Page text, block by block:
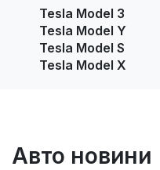
Tesla Model 3
Tesla Model Y
Tesla Model S
Tesla Model X
Авто новини